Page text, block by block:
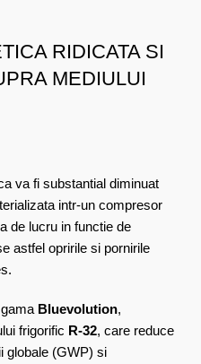
RIDICATA SI
MEDIULUI
va fi substantial diminuat
intr-un compresor
de lucru in functie de
astfel opririle si pornirile
Bluevolution,
frigorific R-32, care reduce
globale (GWP) si